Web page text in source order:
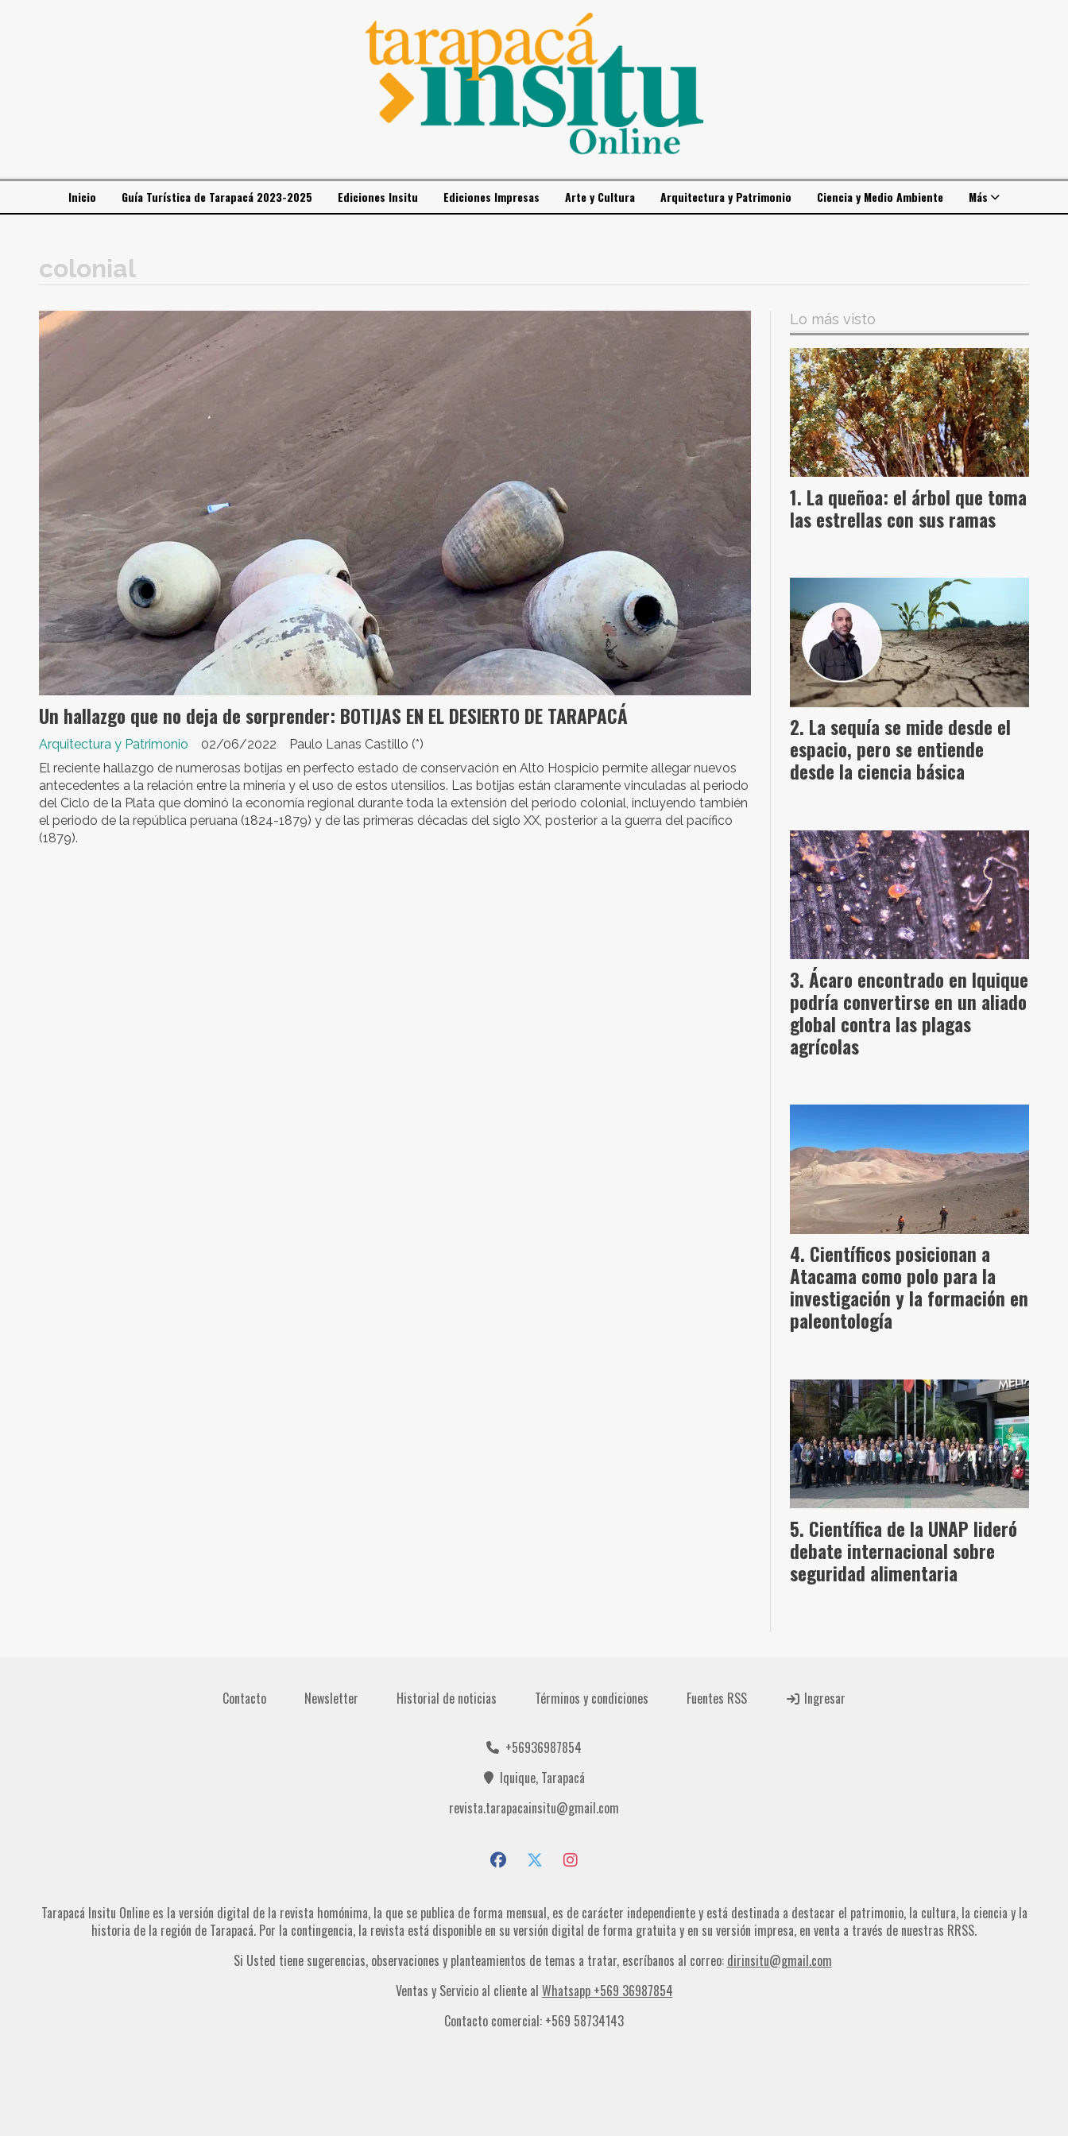
Inicio Guía Turística de Tarapacá 2023-2025 Ediciones Insitu Ediciones Impresas Arte y Cultura Arquitectura y Patrimonio Ciencia y Medio Ambiente Más
colonial
Un hallazgo que no deja de sorprender: BOTIJAS EN EL DESIERTO DE TARAPACÁ
Paulo Lanas Castillo (*)
Arquitectura y Patrimonio
02/06/2022
El reciente hallazgo de numerosas botijas en perfecto estado de conservación en Alto Hospicio permite allegar nuevos
antecedentes a la relación entre la minería y el uso de estos utensilios. Las botijas están claramente vinculadas al periodo
del Ciclo de la Plata que dominó la economía regional durante toda la extensión del periodo colonial, incluyendo también
el periodo de la república peruana (1824-1879) y de las primeras décadas del siglo XX, posterior a la guerra del pacífico
(1879).
Lo más visto
La queñoa: el árbol que toma
las estrellas con sus ramas
La sequía se mide desde el
espacio, pero se entiende
desde la ciencia básica
Ácaro encontrado en Iquique
podría convertirse en un aliado
global contra las plagas
agrícolas
Científicos posicionan a
Atacama como polo para la
investigación y la formación en
paleontología
Científica de la UNAP lideró
debate internacional sobre
seguridad alimentaria
Contacto Newsletter Historial de noticias Términos y condiciones Fuentes RSS Ingresar
Tarapacá Insitu Online es la versión digital de la revista homónima, la que se publica de forma mensual, es de carácter independiente y está destinada a destacar el patrimonio, la cultura, la ciencia y la
historia de la región de Tarapacá. Por la contingencia, la revista está disponible en su versión digital de forma gratuita y en su versión impresa, en venta a través de nuestras RRSS.
Si Usted tiene sugerencias, observaciones y planteamientos de temas a tratar, escríbanos al correo: dirinsitu@gmail.com
Ventas y Servicio al cliente al Whatsapp +569 36987854
Contacto comercial: +569 58734143
+56936987854
Iquique, Tarapacá
revista.tarapacainsitu@gmail.com